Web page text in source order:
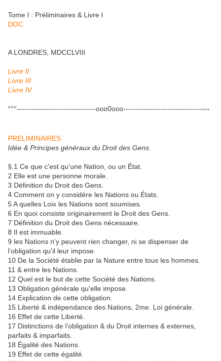
Tome I : Préliminaires & Livre I
DOC
A LONDRES, MDCCLVIII
Livre II
Livre III
Livre IV
°°°--------------------------------ooo0ooo--------------------------------°°°
PRELIMINAIRES
Idée & Principes généraux du Droit des Gens.
§.1 Ce que c'est qu'une Nation, ou un État.
2 Elle est une personne morale.
3 Définition du Droit des Gens.
4 Comment on y considère les Nations ou États.
5 A quelles Loix les Nations sont soumises.
6 En quoi consiste originairement le Droit des Gens.
7 Définition du Droit des Gens nécessaire.
8 Il est immuable.
9 les Nations n'y peuvent rien changer, ni se dispenser de
l’obligation qu'il leur impose.
10 De la Société établie par la Nature entre tous les hommes.
11 & entre les Nations.
12 Quel est le but de cette Société des Nations.
13 Obligation générale qu'elle impose.
14 Explication de cette obligation.
15 Liberté & indépendance des Nations, 2me. Loi générale.
16 Effet de cette Liberté.
17 Distinctions de l’obligation & du Droit internes & externes,
parfaits & imparfaits.
18 Égalité des Nations.
19 Effet de cette égalité.